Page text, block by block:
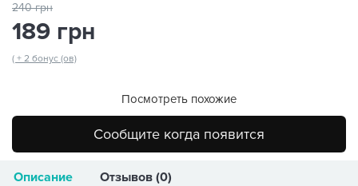
240 грн
189 грн
( + 2 бонус (ов)
Посмотреть похожие
Сообщите когда появится
Описание Отзывов (0)